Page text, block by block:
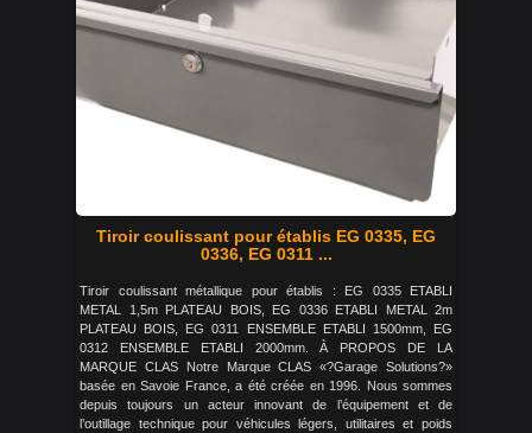
Tiroir coulissant pour établis EG 0335, EG
0336, EG 0311 ...
Tiroir coulissant métallique pour établis : EG 0335 ETABLI
METAL 1,5m PLATEAU BOIS, EG 0336 ETABLI METAL 2m
PLATEAU BOIS, EG 0311 ENSEMBLE ETABLI 1500mm, EG
0312 ENSEMBLE ETABLI 2000mm. À PROPOS DE LA
MARQUE CLAS Notre Marque CLAS «?Garage Solutions?»
basée en Savoie France, a été créée en 1996. Nous sommes
depuis toujours un acteur innovant de l’équipement et de
l’outillage technique pour véhicules légers, utilitaires et poids